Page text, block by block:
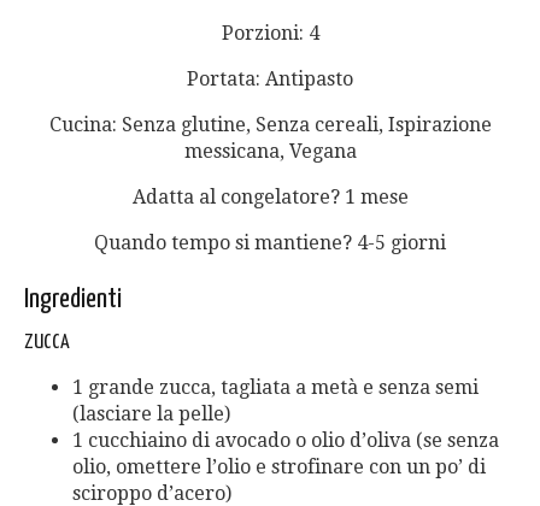
Porzioni: 4
Portata: Antipasto
Cucina: Senza glutine, Senza cereali, Ispirazione
messicana, Vegana
Adatta al congelatore? 1 mese
Quando tempo si mantiene? 4-5 giorni
Ingredienti
ZUCCA
1 grande zucca, tagliata a metà e senza semi
(lasciare la pelle)
1 cucchiaino di avocado o olio d’oliva (se senza
olio, omettere l’olio e strofinare con un po’ di
sciroppo d’acero)